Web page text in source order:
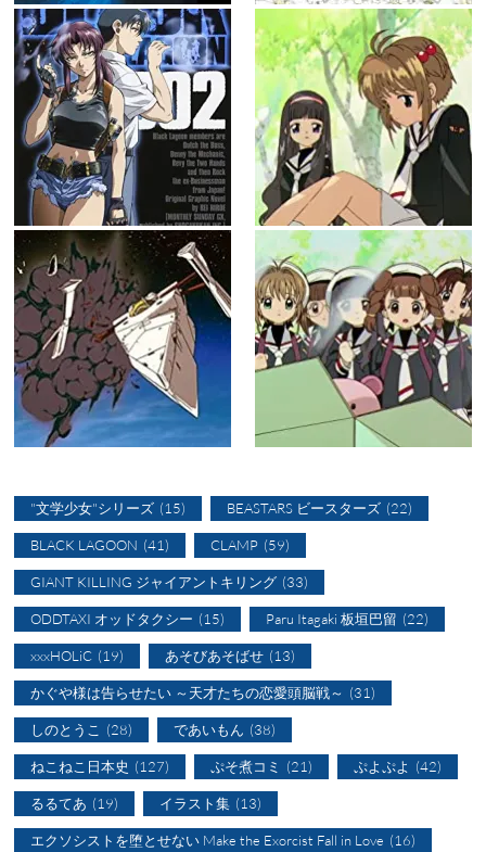
"文学少女"シリーズ (15) BEASTARS ビースターズ (22)
BLACK LAGOON (41) CLAMP (59)
GIANT KILLING ジャイアントキリング (33)
ODDTAXI オッドタクシー (15) Paru Itagaki 板垣巴留 (22)
xxxHOLiC (19) あそびあそばせ (13)
かぐや様は告らせたい ～天才たちの恋愛頭脳戦～ (31)
しのとうこ (28) であいもん (38)
ねこねこ日本史 (127) ぷそ煮コミ (21) ぷよぷよ (42)
るるてあ (19) イラスト集 (13)
エクソシストを堕とせない Make the Exorcist Fall in Love (16)